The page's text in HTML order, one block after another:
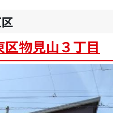
物見山３丁目